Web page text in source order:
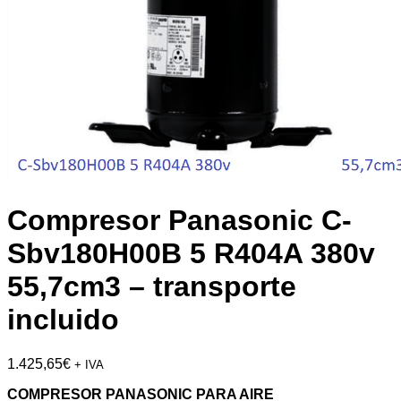
Compresor Panasonic C-
Sbv180H00B 5 R404A 380v
55,7cm3 – transporte
incluido
1.425,65€ + IVA
COMPRESOR PANASONIC PARA AIRE